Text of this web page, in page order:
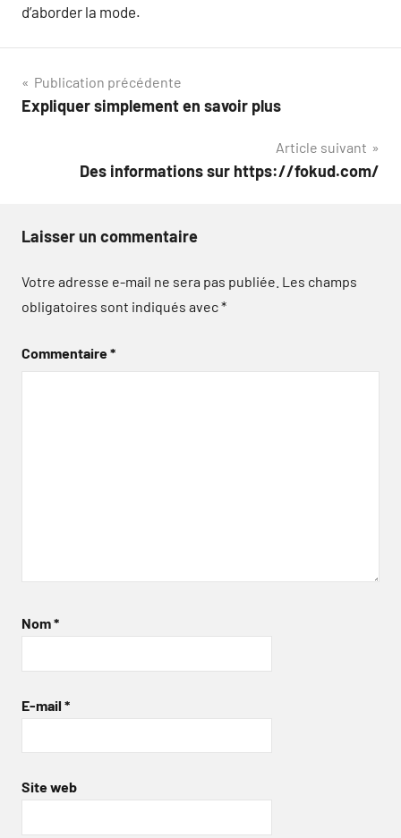
d’aborder la mode.
Navigation
de
Publication précédente
Expliquer simplement en savoir plus
Article suivant
Des informations sur https://fokud.com/
Laisser un commentaire
Votre adresse e-mail ne sera pas publiée. Les champs
obligatoires sont indiqués avec*
Commentaire*
Nom*
E-mail *
Site web